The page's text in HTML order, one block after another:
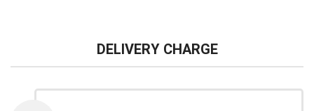
DELIVERY CHARGE